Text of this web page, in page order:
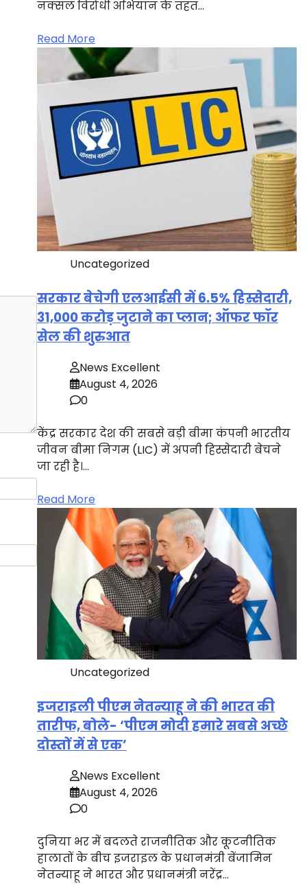
नक्सल विरोधी अभियान के तहत…
Read More
Uncategorized
सरकार बेचेगी एलआईसी में 6.5% हिस्सेदारी,
31,000 करोड़ जुटाने का प्लान; ऑफर फॉर
सेल की शुरुआत
News Excellent
August 4, 2026
0
केंद्र सरकार देश की सबसे बड़ी बीमा कंपनी भारतीय
जीवन बीमा निगम (LIC) में अपनी हिस्सेदारी बेचने
जा रही है।…
Read More
Uncategorized
इजराइली पीएम नेतन्याहू ने की भारत की
तारीफ, बोले- ‘पीएम मोदी हमारे सबसे अच्छे
दोस्तों में से एक’
News Excellent
August 4, 2026
0
दुनिया भर में बदलते राजनीतिक और कूटनीतिक
हालातों के बीच इजराइल के प्रधानमंत्री बेंजामिन
नेतन्याहू ने भारत और प्रधानमंत्री नरेंद्र…